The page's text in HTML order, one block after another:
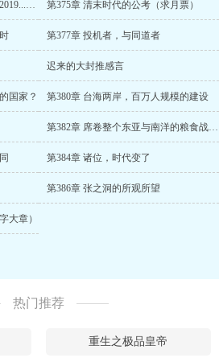
第374章 预言，版本更新（感谢2019...462十张催更符） 第375章 清末时代的公考（求月票）
第377章 投机者，与同道者
迟来的大封推感言
国家？ 第380章 台海两岸，百万人规模的建设
第382章 席卷整个东亚与南洋的粮食战争（六千字）
第384章 诸位，时代变了
第386章 张之洞的所观所望
大章）
热门推荐
重生之极品皇帝